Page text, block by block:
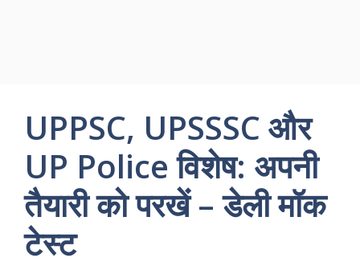
UPPSC, UPSSSC और
UP Police विशेष: अपनी
तैयारी को परखें – डेली मॉक
टेस्ट